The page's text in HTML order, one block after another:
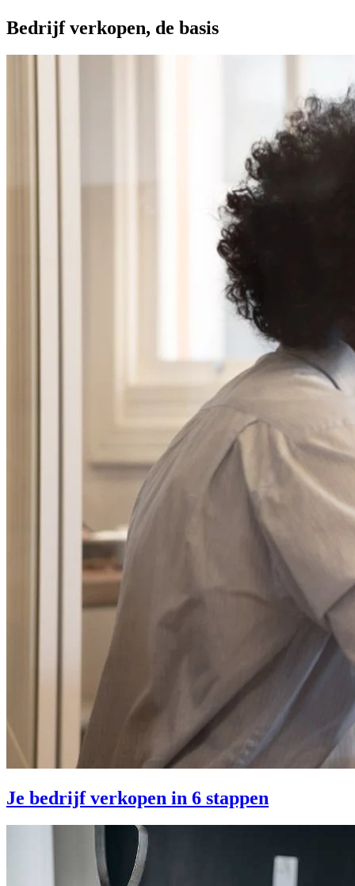
Bedrijf verkopen, de basis
Je bedrijf verkopen in 6 stappen